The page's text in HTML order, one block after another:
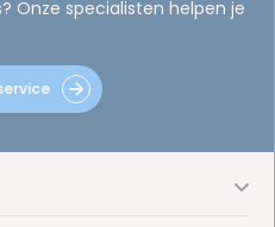
Onze specialisten helpen je